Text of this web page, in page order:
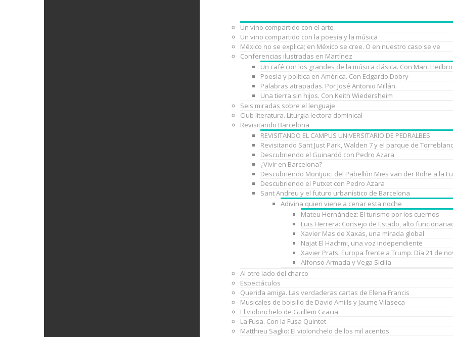
Un vino compartido con el arte
Un vino compartido con la poesía y la música
México no se explica; en México se cree. O en nuestro caso se ve
Conferencias ilustradas en Martínez
Un café con los grandes de la música clásica. Con Marc
Poesía y política en América. Con Edgardo Dobry
Palabras atrapadas. Por José Antonio Millán.
Una tierra sin hijos. Con Keith Wiedersheim
Seis miradas sobre el lenguaje
Club literatura. Liturgia lectora dominical
Revisitando Barcelona
REVISITANDO EL CAMPUS UNIVERSITARIO DE PEDRALBES
Revisitando Sant Just Park, Walden 7 y el parque de
Descubriendo el Guinardó con Pedro Azara
¿Vivir en Barcelona?
Descubriendo Montjuic: del Pabellón Mies van der Rohe a la
Descubriendo el Putxet con Pedro Azara
Sant Andreu y el futuro urbanístico de Barcelona
Adivina quien viene a cenar esta noche
Mateu Hernández: El turismo por los cuernos
Luis Herrera: Consejo de Estado, alto
Xavier Mas de Xaxas, una mirada global
Najat El Hachmi, una voz independiente
Xavier Prats. Europa frente a Trump. Día 21 de
Alfonso Armada y Vega Sicilia
Al otro lado del charco
Espectáculos
Querida amiga. Las verdaderas cartas de Elena Francis
Musicales de bolsillo de David Amills y Jaume Vilaseca
El violonchelo de Guillem Gracia
La Fusa. Con la Fusa Quintet
Matthieu Saglio: El violonchelo de los mil acentos